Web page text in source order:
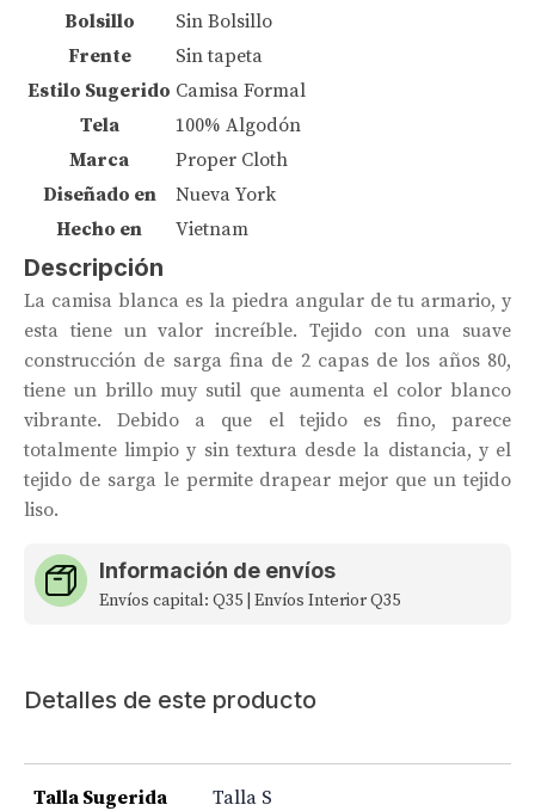
Bolsillo
Sin Bolsillo
Frente
Sin tapeta
Estilo Sugerido Camisa Formal
Tela
100% Algodón
Marca
Proper Cloth
Diseñado en
Nueva York
Hecho en
Vietnam
Descripción
La camisa blanca es la piedra angular de tu armario, y
esta tiene un valor increíble. Tejido con una suave
construcción de sarga fina de 2 capas de los años 80,
tiene un brillo muy sutil que aumenta el color blanco
vibrante. Debido a que el tejido es fino, parece
totalmente limpio y sin textura desde la distancia, y el
tejido de sarga le permite drapear mejor que un tejido
liso.
Información de envíos
Envíos capital: Q35 | Envíos Interior Q35
Detalles de este producto
Talla Sugerida Talla S